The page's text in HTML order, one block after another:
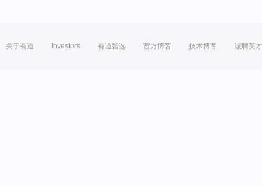
关于有道 Investors 有道智选 官方博客 技术博客 诚聘英才